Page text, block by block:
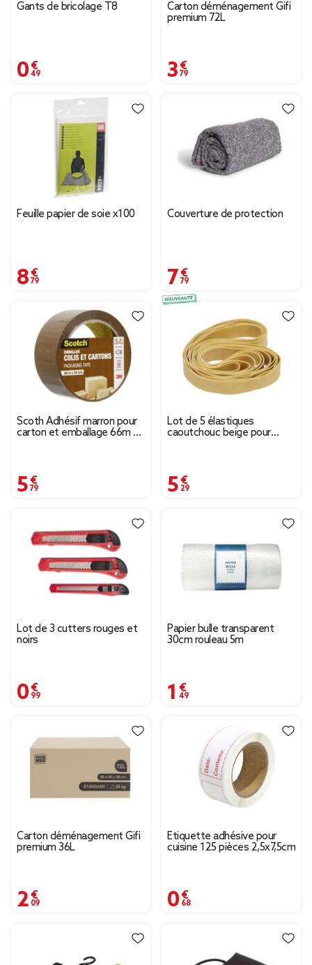
Gants de bricolage T8
0,49 €
Carton déménagement Gifi
premium 72L
3,79 €
Feuille papier de soie x100
8,79 €
Couverture de protection
7,79 €
Scoth Adhésif marron pour
carton et emballage 66m x
5,79 €
Lot de 5 élastiques
caoutchouc beige pour
5,29 €
Lot de 3 cutters rouges et
noirs
0,99 €
Papier bulle transparent
30cm rouleau 5m
1,49 €
Carton déménagement Gifi
premium 36L
2,09 €
Étiquette adhésive pour
cuisine 125 pièces 2,5x7,5cm
0,68 €